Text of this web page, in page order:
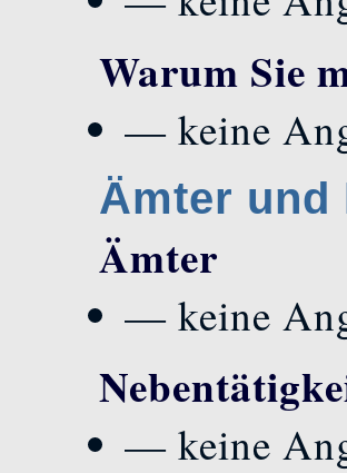
Warum Sie
— keine
Ämter und
Ämter
— keine
— keine